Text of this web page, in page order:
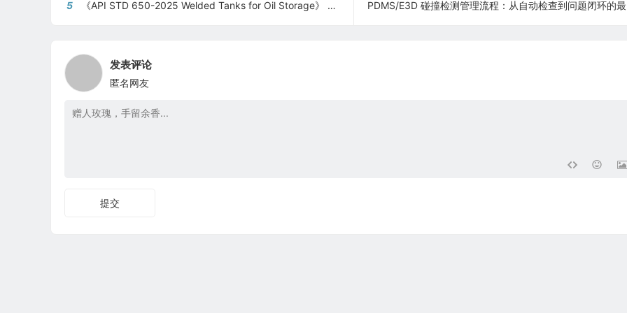
5
《API STD 650-2025 Welded Tanks for Oil Storage》 《钢制焊接储油罐》（中英文对照版）
发表评论
匿名网友
提交